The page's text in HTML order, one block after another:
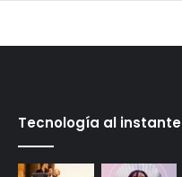
Tecnología al instante